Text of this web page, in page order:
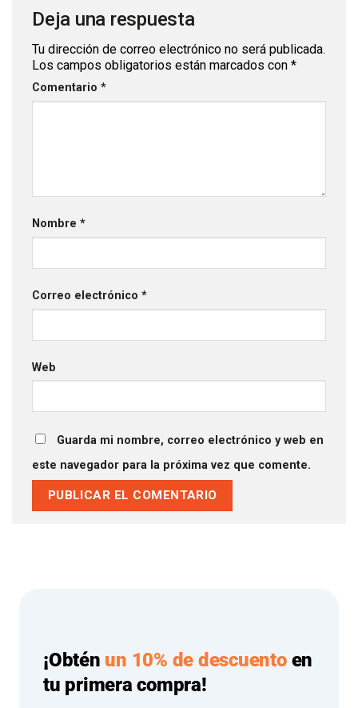
Deja una respuesta
Tu dirección de correo electrónico no será publicada.
Los campos obligatorios están marcados con *
Comentario *
Nombre *
Correo electrónico *
Web
Guarda mi nombre, correo electrónico y web en
este navegador para la próxima vez que comente.
¡Obtén un 10% de descuentoen
tu primera compra!